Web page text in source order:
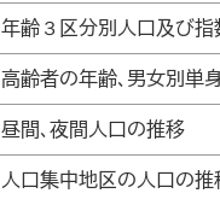
年齢３区分別人口及び
高齢者の年齢､男女別単
昼間､夜間人口の推移
人口集中地区の人口の推